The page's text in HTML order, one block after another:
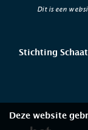
Dit is een
Stichting
Deze website